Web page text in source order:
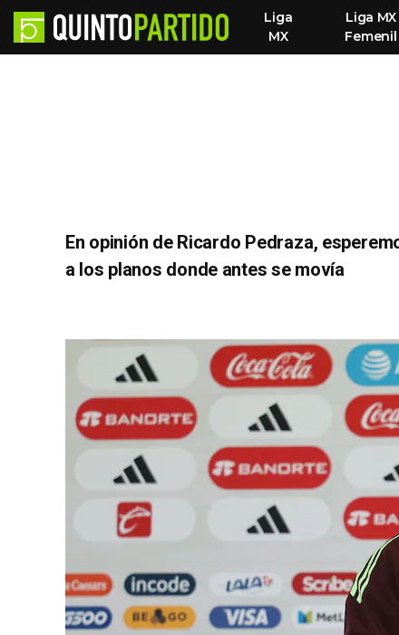
Liga
MX
Liga MX
Femenil
En opinión de Ricardo Pedraza,
a los planos donde antes se movía